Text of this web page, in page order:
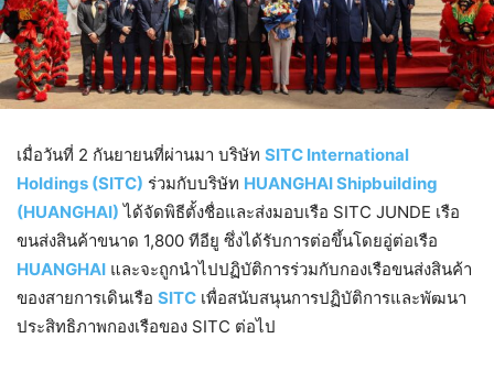
เมื่อวันที่ 2 กันยายนที่ผ่านมา บริษัท SITC International
Holdings (SITC) ร่วมกับบริษัท HUANGHAI Shipbuilding
(HUANGHAI) ได้จัดพิธีตั้งชื่อและส่งมอบเรือ SITC JUNDE เรือ
ขนส่งสินค้าขนาด 1,800 ทีอียู ซึ่งได้รับการต่อขึ้นโดยอู่ต่อเรือ
HUANGHAI และจะถูกนำไปปฏิบัติการร่วมกับกองเรือขนส่งสินค้า
ของสายการเดินเรือ SITC เพื่อสนับสนุนการปฏิบัติการและพัฒนา
ประสิทธิภาพกองเรือของ SITC ต่อไป